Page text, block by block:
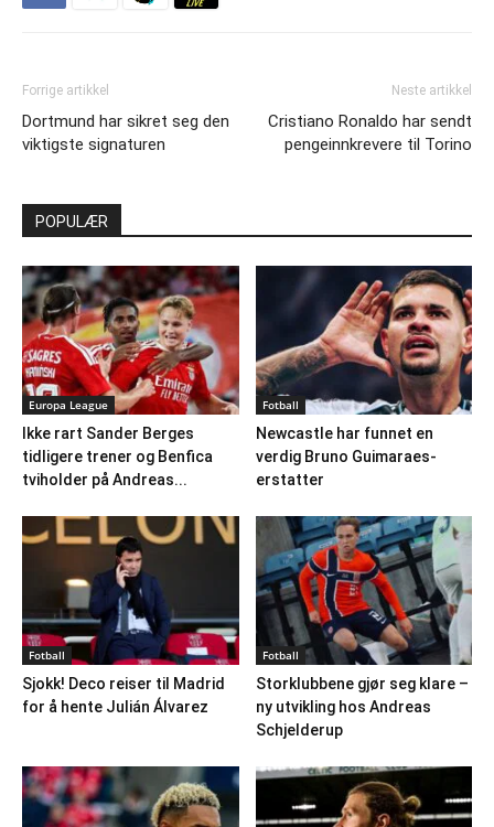
Forrige artikkel
Dortmund har sikret seg den
viktigste signaturen
Neste artikkel
Cristiano Ronaldo har sendt
pengeinnkrevere til Torino
POPULÆR
Europa League
Ikke rart Sander Berges
tidligere trener og Benfica
tviholder på Andreas...
Fotball
Newcastle har funnet en
verdig Bruno Guimaraes-
erstatter
Fotball
Sjokk! Deco reiser til Madrid
for å hente Julián Álvarez
Fotball
Storklubbene gjør seg klare –
ny utvikling hos Andreas
Schjelderup